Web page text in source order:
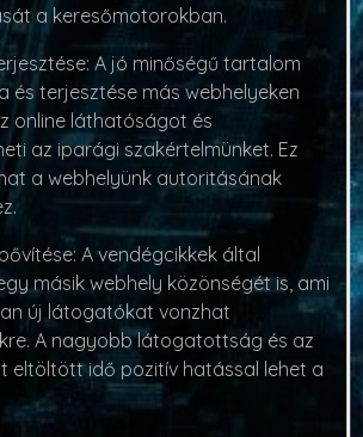
a keresőmotorokban.
A jó minőségű tartalom
és terjesztése más webhelyeken
online láthatóságot és
az iparági szakértelmünket. Ez
a webhelyünk autoritásának
A vendégcikkek által
másik webhely közönségét is, ami
új látogatókat vonzhat
A nagyobb látogatottság és az
eltöltött idő pozitív hatással lehet a